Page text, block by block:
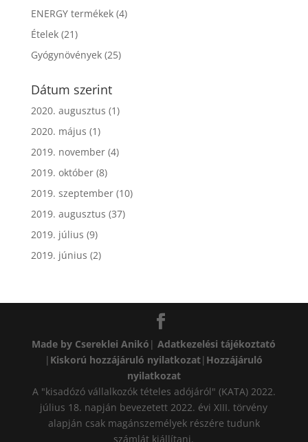
ENERGY termékek(4)
Ételek(21)
Gyógynövények(25)
Dátum szerint
2020. augusztus (1)
2020. május (1)
2019. november(4)
2019. október(8)
2019. szeptember(10)
2019. augusztus (37)
2019. július (9)
2019. június (2)
Made by Csereklei Anikó |Adatkezelési tájékoztató
| Kiskorú hozzájáruló nyilatkozat| Hozzájáruló
nyilatkozat
A "kisadózó vállalkozók tételes adójáról" (KATA) 2022.
július 18. napján bevezetett 2022. évi XIII. törvény
alapján csak magánszemélyek részére tudunk
számlát kiállítani.